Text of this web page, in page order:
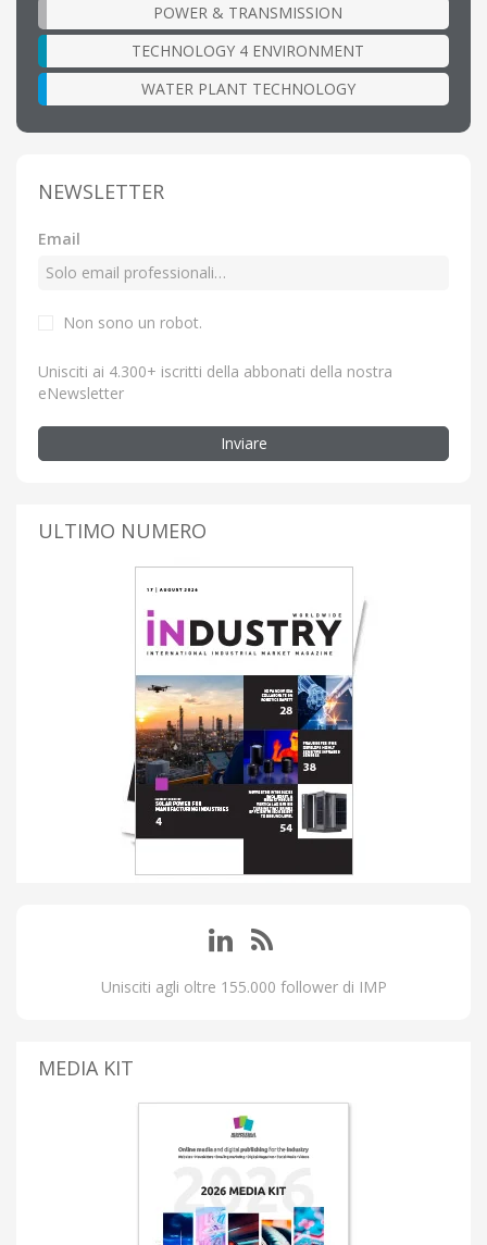
POWER & TRANSMISSION
TECHNOLOGY 4 ENVIRONMENT
WATER PLANT TECHNOLOGY
NEWSLETTER
Email
Non sono un robot.
Unisciti ai 4.300+ iscritti della abbonati della nostra
eNewsletter
Inviare
ULTIMO NUMERO
Unisciti agli oltre 155.000 follower di IMP
MEDIA KIT